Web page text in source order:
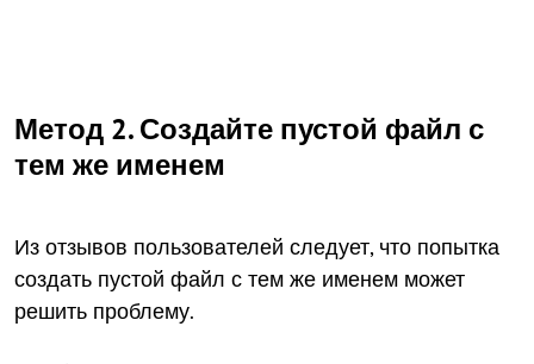
Метод 2. Создайте пустой файл с
тем же именем
Из отзывов пользователей следует, что попытка
создать пустой файл с тем же именем может
решить проблему.